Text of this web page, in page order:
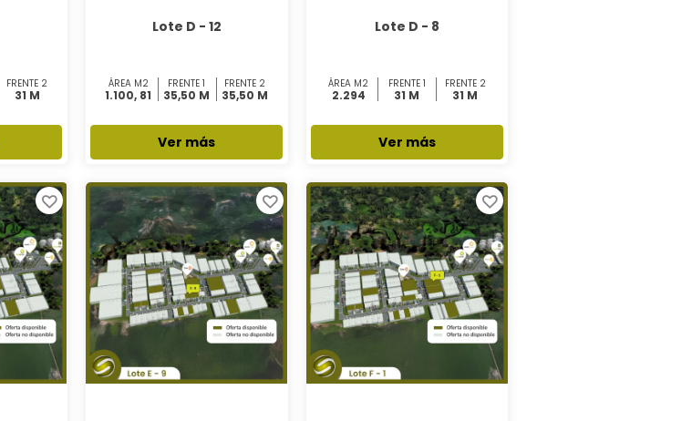
FRENTE 2
31 M
Lote D - 12
ÁREA M2
1.100, 81
FRENTE 1
35,50 M
FRENTE 2
35,50 M
Ver más
Lote D - 8
ÁREA M2
2.294
FRENTE 1
31 M
FRENTE 2
31 M
Ver más